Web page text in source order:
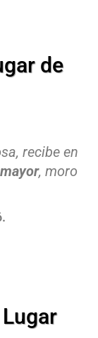
de
recibe en
, moro